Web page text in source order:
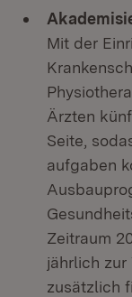
Mit der
Ärzten
Seite,
aufgaben
Zeitraum
jährlich zur
zusätzlich